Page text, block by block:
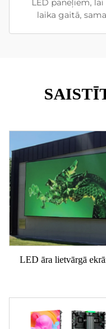
LED paneļiem,
laika gaitā,
LED āra lietvārgā